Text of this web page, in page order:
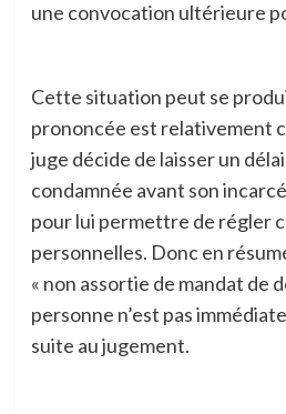
une convocation ultérieure
Cette situation peut se
prononcée est relativement
juge décide de laisser un
condamnée avant son
pour lui permettre de régler
personnelles. Donc en
« non assortie de mandat de
personne n’est pas
suite au jugement.